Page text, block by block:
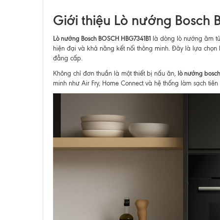
Giới thiệu Lò nướng Bosch
Lò nướng Bosch BOSCH HBG7341B1 là dòng lò nướng âm
hiện đại và khả năng kết nối thông minh. Đây là lựa
đẳng cấp.
Không chỉ đơn thuần là một thiết bị nấu ăn, lò nướng bosch
minh như Air Fry, Home Connect và hệ thống làm sạch tiên